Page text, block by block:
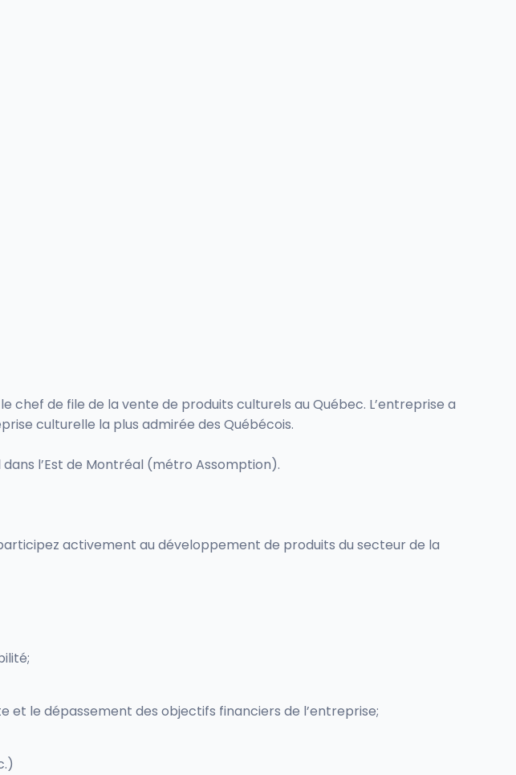
chef de file de la vente de produits culturels au Québec. L’entreprise a
culturelle la plus admirée des Québécois.
l’Est de Montréal (métro Assomption).
activement au développement de produits du secteur de la
et le dépassement des objectifs financiers de l’entreprise;